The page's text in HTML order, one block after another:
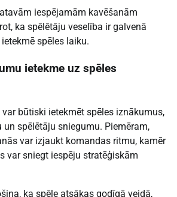
iespējamām kavēšanām
ka spēlētāju veselība ir galvenā
spēles laiku.
ietekme uz spēles
būtiski ietekmēt spēles iznākumus,
spēlētāju sniegumu. Piemēram,
var izjaukt komandas ritmu, kamēr
var sniegt iespēju stratēģiskām
ka spēle atsākas godīgā veidā,